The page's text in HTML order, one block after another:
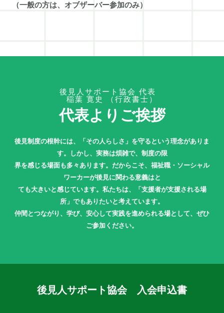
（一般の方は、オブザーバー参加のみ）
後見人サポート協会 代表
稲葉 寛史 （行政書士）
代表よりご挨拶
後見制度の根幹には、「その人らしさ」を守るという理念がありま
す。しかし、実務は煩雑で、制度の限
界を感じる場面も多々あります。だからこそ、福祉職・ソーシャル
ワーカーが後見に関わる意義はと
ても大きいと感じています。私たちは、「支援者が支援される場
所」でもありたいと考えています。
仲間とつながり、学び、安心して実践を進められる場として、ぜひ
ご参加ください。
後見人サポート協会 入会申込書